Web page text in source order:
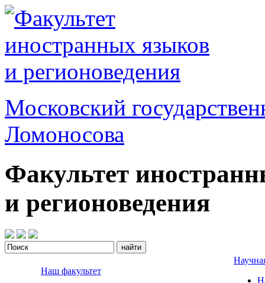
Московский
Ломоносова
Факультет
и регионоведения
Наш факультет